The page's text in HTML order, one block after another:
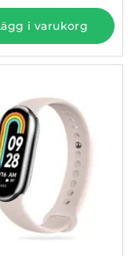
i varukorg